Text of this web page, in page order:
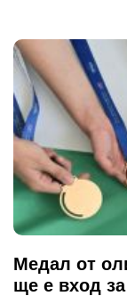
Медал от
ще е вход